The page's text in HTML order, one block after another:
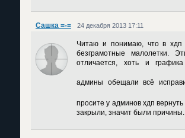
Сашка =-= 24 декабря 2013 17:11
Читаю и понимаю, что в хдп
безграмотные малолетки.
отличается, хоть и
админы обещали всё
просите у админов хдп
закрыли, значит были причины.